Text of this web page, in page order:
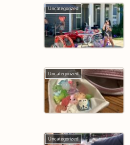
Uncategorized
Uncategorized
Uncategorized